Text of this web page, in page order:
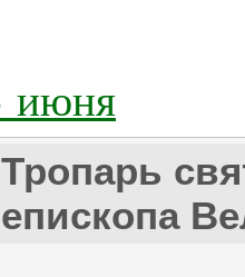
июня
Тропарь
епископа